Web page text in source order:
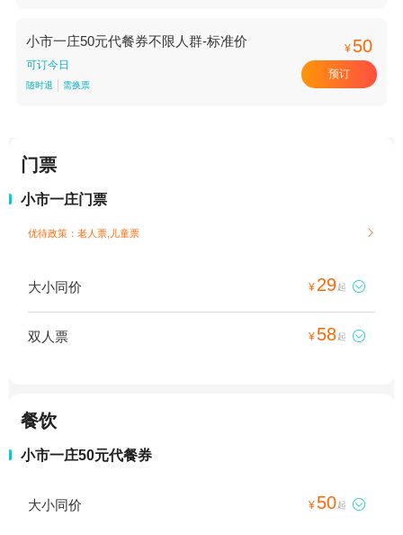
小市一庄50元代餐券不限人群-标准价
可订今日
随时退 需换票
¥ 50
预订
门票
小市一庄门票
优待政策：老人票,儿童票 
大小同价 ¥ 29起 
双人票 ¥ 58起 
餐饮
小市一庄50元代餐券
大小同价 ¥ 50起 